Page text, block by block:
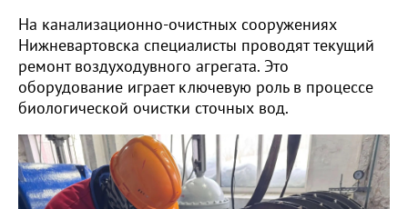
На канализационно-очистных сооружениях
Нижневартовска специалисты проводят текущий
ремонт воздуходувного агрегата. Это
оборудование играет ключевую роль в процессе
биологической очистки сточных вод.